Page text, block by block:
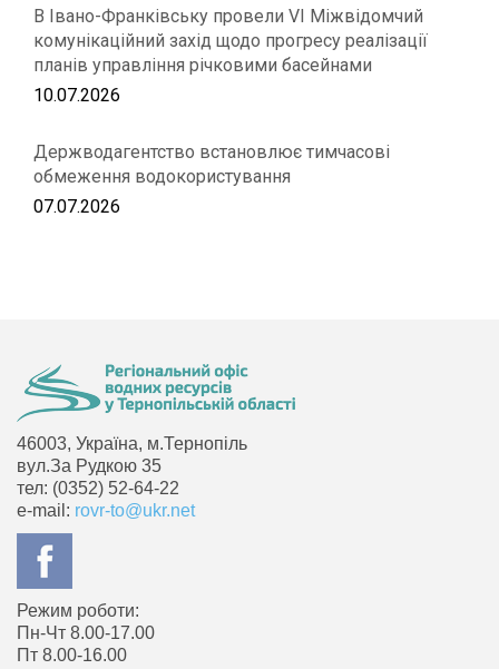
В Івано-Франківську провели VІ Міжвідомчий
комунікаційний захід щодо прогресу реалізації
планів управління річковими басейнами
10.07.2026
Держводагентство встановлює тимчасові
обмеження водокористування
07.07.2026
46003, Україна, м.Тернопіль
вул.За Рудкою 35
тел: (0352) 52-64-22
e-mail: rovr-to@ukr.net
Режим роботи:
Пн-Чт 8.00-17.00
Пт 8.00-16.00